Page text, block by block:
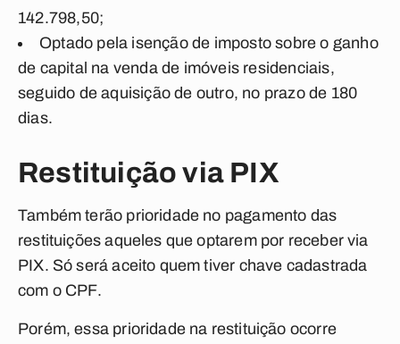
142.798,50;
Optado pela isenção de imposto sobre o ganho
de capital na venda de imóveis residenciais,
seguido de aquisição de outro, no prazo de 180
dias.
Restituição via PIX
Também terão prioridade no pagamento das
restituições aqueles que optarem por receber via
PIX. Só será aceito quem tiver chave cadastrada
com o CPF.
Porém, essa prioridade na restituição ocorre